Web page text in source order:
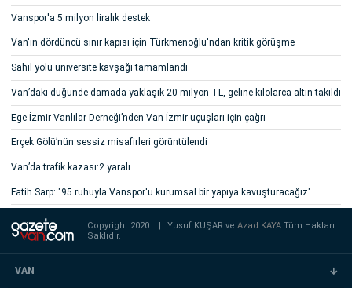
Vanspor'a 5 milyon liralık destek
Van'ın dördüncü sınır kapısı için Türkmenoğlu'ndan kritik görüşme
Sahil yolu üniversite kavşağı tamamlandı
Van’daki düğünde damada yaklaşık 20 milyon TL, geline kilolarca altın takıldı
Ege İzmir Vanlılar Derneği’nden Van-İzmir uçuşları için çağrı
Erçek Gölü’nün sessiz misafirleri görüntülendi
Van’da trafik kazası:2 yaralı
Fatih Sarp: "95 ruhuyla Vanspor'u kurumsal bir yapıya kavuşturacağız"
Copyright 2020 Yusuf KUŞAR veAzad KAYATüm Hakları
Saklıdır.
VAN